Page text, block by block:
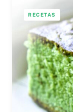
RECETAS